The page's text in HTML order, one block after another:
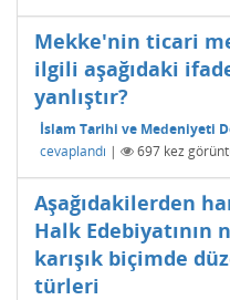
Mekke'nin ticari
ilgili aşağıdaki
yanlıştır?
İslam Tarihi ve Medeniyeti
cevaplandı | 697 kez
Aşağıdakilerden
Halk Edebiyatının
karışık biçimde
türleri